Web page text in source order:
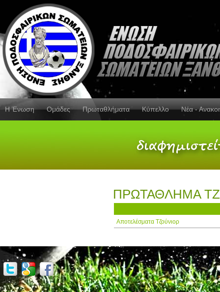
Η Ένωση Ομάδες Πρωταθλήματα Κύπελλο Νέα -
ΠΡΩΤΑΘΛΗΜΑ
Αποτελέσματα Τζούνιορ